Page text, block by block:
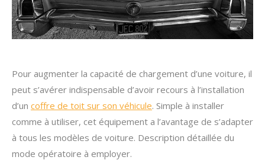
Pour augmenter la capacité de chargement d’une voiture, il
peut s’avérer indispensable d’avoir recours à l’installation
d’un coffre de toit sur son véhicule. Simple à installer
comme à utiliser, cet équipement a l’avantage de s’adapter
à tous les modèles de voiture. Description détaillée du
mode opératoire à employer.